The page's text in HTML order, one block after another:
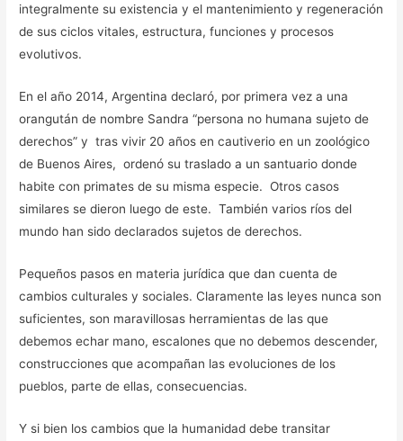
integralmente su existencia y el mantenimiento y regeneración
de sus ciclos vitales, estructura, funciones y procesos
evolutivos.
En el año 2014, Argentina declaró, por primera vez a una
orangután de nombre Sandra “persona no humana sujeto de
derechos” y tras vivir 20 años en cautiverio en un zoológico
de Buenos Aires, ordenó su traslado a un santuario donde
habite con primates de su misma especie. Otros casos
similares se dieron luego de este. También varios ríos del
mundo han sido declarados sujetos de derechos.
Pequeños pasos en materia jurídica que dan cuenta de
cambios culturales y sociales. Claramente las leyes nunca son
suficientes, son maravillosas herramientas de las que
debemos echar mano, escalones que no debemos descender,
construcciones que acompañan las evoluciones de los
pueblos, parte de ellas, consecuencias.
Y si bien los cambios que la humanidad debe transitar